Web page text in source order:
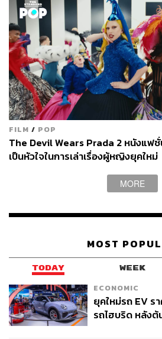
FILM / POP
The Devil Wears Prada 2 หนังแฟชั่
เป็นหัวใจในการเล่าเรื่องผู้หญิงยุคใหม่
MORE
MOST
TODAY WEEK
ECONOMIC
ยุคใหม่รถ EV ร
รถไฮบริด หลัง